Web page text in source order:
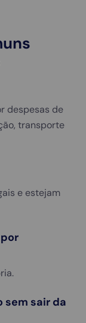
despesas de
transporte
e estejam
sem sair da